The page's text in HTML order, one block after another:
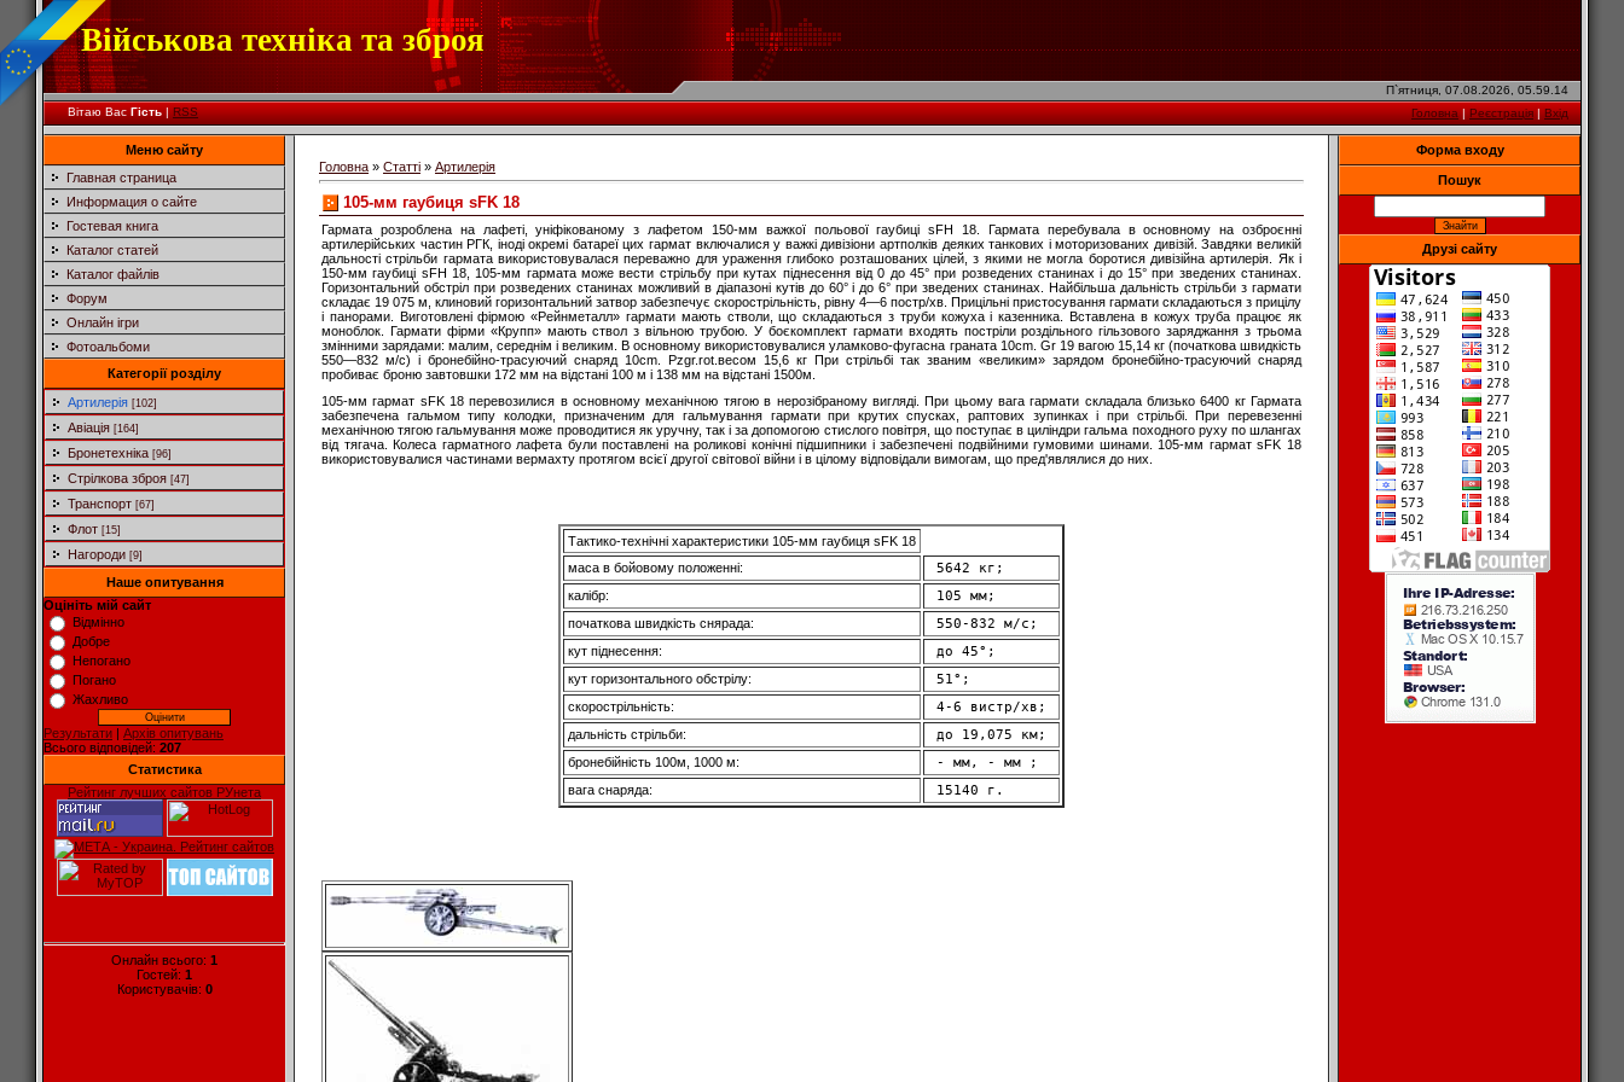
Військова техніка та зброя
П`ятниця, 07.08.2026, 05.59.14
Вітаю Вас Гість|RSS Головна|Реєстрація|Вхід
Меню сайту
Главная страница
Информация о сайте
Гостевая книга
Каталог статей
Каталог файлів
Форум
Онлайн ігри
Фотоальбоми
Категорії розділу
Артилерія [102]
Авіація [164]
Бронетехніка [96]
Стрілкова зброя [47]
Транспорт [67]
Флот [15]
Нагороди [9]
Наше опитування
Оцініть мій сайт
Відмінно
Добре
Непогано
Погано
Жахливо
Результати | Архів опитувань
Всього відповідей: 207
Статистика
Рейтинг лучших сайтов РУнета
Онлайн всього: 1
Гостей: 1
Користувачів: 0
Головна » Статті » Артилерія
105-мм гаубиця sFK 18
Гармата розроблена на лафеті, уніфікованому з лафетом 150-мм важкої польової гаубиці sFH 18. Гармата перебувала в основному на озброєнні
артилерійських частин РГК, іноді окремі батареї цих гармат включалися у важкі дивізіони артполків деяких танкових і моторизованих дивізій. Завдяки великій
дальності стрільби гармата використовувалася переважно для ураження глибоко розташованих цілей, з якими не могла боротися дивізійна артилерія. Як і
150-мм гаубиці sFH 18, 105-мм гармата може вести стрільбу при кутах піднесення від 0 до 45° при розведених станинах і до 15° при зведених станинах.
Горизонтальний обстріл при розведених станинах можливий в діапазоні кутів до 60° і до 6° при зведених станинах. Найбільша дальність стрільби з гармати
складає 19 075 м, клиновий горизонтальний затвор забезпечує скорострільність, рівну 4—6 постр/хв. Прицільні пристосування гармати складаються з прицілу
і панорами. Виготовлені фірмою «Рейнметалл» гармати мають стволи, що складаються з труби кожуха і казенника. Вставлена в кожух труба працює як
моноблок. Гармати фірми «Крупп» мають ствол з вільною трубою. У боєкомплект гармати входять постріли роздільного гільзового заряджання з трьома
змінними зарядами: малим, середнім і великим. В основному використовувалися уламково-фугасна граната 10cm. Gr 19 вагою 15,14 кг (початкова швидкість
550—832 м/с) і бронебійно-трасуючий снаряд 10cm. Pzgr.rot.весом 15,6 кг При стрільбі так званим «великим» зарядом бронебійно-трасуючий снаряд
пробиває броню завтовшки 172 мм на відстані 100 м і 138 мм на відстані 1500м.
105-мм гармат sFK 18 перевозилися в основному механічною тягою в нерозібраному вигляді. При цьому вага гармати складала близько 6400 кг Гармата
забезпечена гальмом типу колодки, призначеним для гальмування гармати при крутих спусках, раптових зупинках і при стрільбі. При перевезенні
механічною тягою гальмування може проводитися як уручну, так і за допомогою стислого повітря, що поступає в циліндри гальма походного руху по шлангах
від тягача. Колеса гарматного лафета були поставлені на роликові конічні підшипники і забезпечені подвійними гумовими шинами. 105-мм гармат sFK 18
використовувалися частинами вермахту протягом всієї другої світової війни і в цілому відповідали вимогам, що пред'являлися до них.
Тактико-технічні характеристики 105-мм гаубиця sFK 18
маса в бойовому положенні:
5642 кг;
калібр: 105 мм;
початкова швидкість снярада: 550-832 м/с;
кут піднесення: до 45°;
кут горизонтального обстрілу: 51°;
скорострільність: 4-6 вистр/хв;
дальність стрільби: до 19,075 км;
бронебійність 100м, 1000 м: - мм, - мм ;
вага снаряда: 15140 г.
Форма входу
Пошук
Друзі сайту